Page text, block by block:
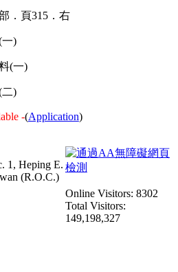
．頁315．右
)
)
-(Application)
1, Heping E.
(R.O.C.)
Online Visitors: 8302
Total Visitors:
149,198,327